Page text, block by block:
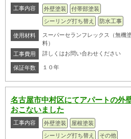
工事内容 外壁塗装
付帯部塗装
シーリング打ち替え
防水工事
使用材料
スーパーセランフレックス（無機
料）
工事費用
詳しくはお問い合わせください
保証年数 １０年
名古屋市中村区にてアパートの外
おこないました
工事内容 外壁塗装
屋根塗装
シーリング打ち替え
その他